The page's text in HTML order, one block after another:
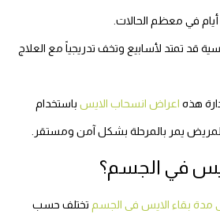
قد تمتد لأسابيع وتخف تدريجياً مع العلاج
هذه اعراض انسحاب الايس باستخدام
يمر بالمرحلة بشكل آمن ومستقر.
في الجسم؟
مدة بقاء الايس فى الجسم تختلف حسب